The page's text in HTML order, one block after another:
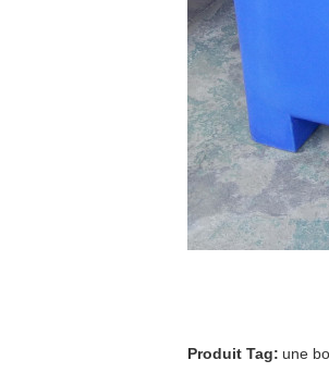
Produit Tag: une